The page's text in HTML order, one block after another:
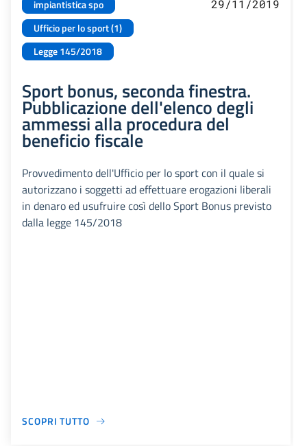
impiantistica spo
Ufficio per lo sport (1)
Legge 145/2018
29/11/2019
Sport bonus, seconda finestra.
Pubblicazione dell'elenco degli
ammessi alla procedura del
beneficio fiscale
Provvedimento dell'Ufficio per lo sport con il quale si
autorizzano i soggetti ad effettuare erogazioni liberali
in denaro ed usufruire così dello Sport Bonus previsto
dalla legge 145/2018
SCOPRI TUTTO